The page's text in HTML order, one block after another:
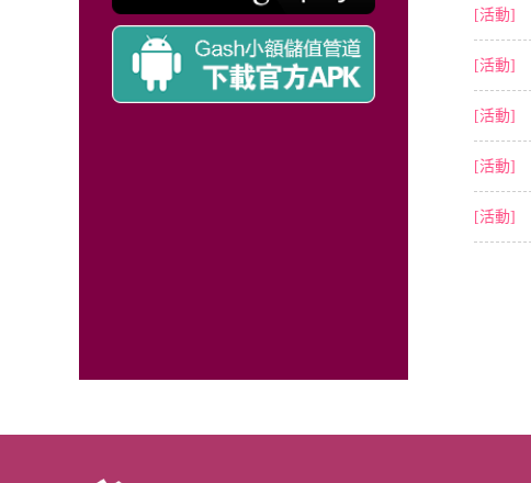
[活動]
[活動]
[活動]
[活動]
[活動]